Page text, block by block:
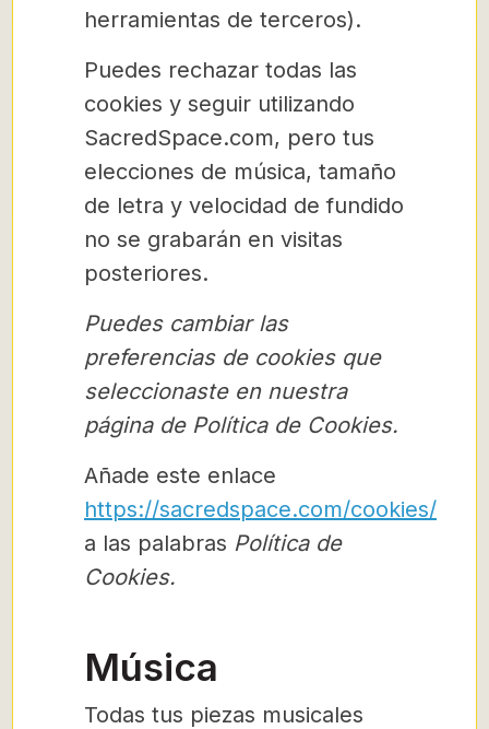
herramientas de terceros).
Puedes rechazar todas las
cookies y seguir utilizando
SacredSpace.com, pero tus
elecciones de música, tamaño
de letra y velocidad de fundido
no se grabarán en visitas
posteriores.
Puedes cambiar las
preferencias de cookies que
seleccionaste en nuestra
página de Política de Cookies.
Añade este enlace
https://sacredspace.com/cookies/
a las palabras Política de
Cookies.
Música
Todas tus piezas musicales